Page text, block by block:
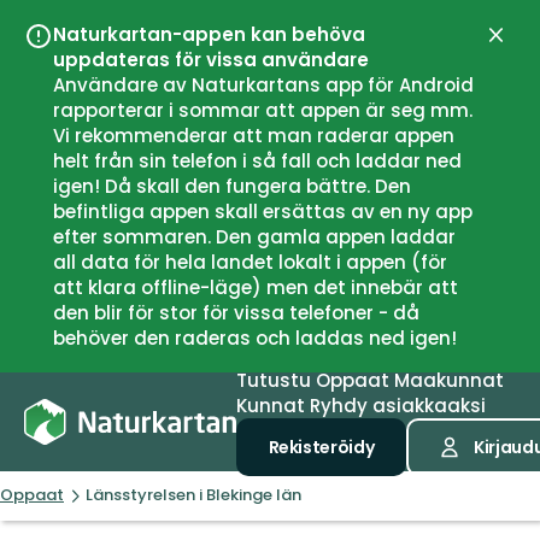
Naturkartan-appen kan behöva
uppdateras för vissa användare
Användare av Naturkartans app för Android
rapporterar i sommar att appen är seg mm.
Vi rekommenderar att man raderar appen
helt från sin telefon i så fall och laddar ned
igen! Då skall den fungera bättre. Den
befintliga appen skall ersättas av en ny app
efter sommaren. Den gamla appen laddar
all data för hela landet lokalt i appen (för
att klara offline-läge) men det innebär att
den blir för stor för vissa telefoner - då
behöver den raderas och laddas ned igen!
Sulje
TutustuOppaatMaakunnat
Kunnat Ryhdy asiakkaaksi
Rekisteröidy
Oppaat Länsstyrelsen i Blekinge län